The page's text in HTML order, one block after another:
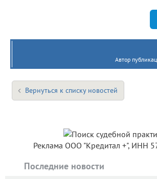
Автор
Вернуться к списку новостей
Реклама ООО "Кредитал +", ИНН
Последние новости